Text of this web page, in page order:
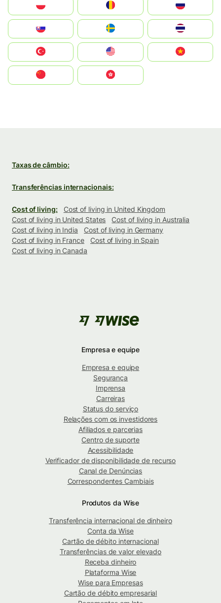
United States
中國香港特別行政區
Taxas de câmbio:
Transferências internacionais:
Cost of living:
Cost of living in United Kingdom
Cost of living in United States
Cost of living in Australia
Cost of living in India
Cost of living in Germany
Cost of living in France
Cost of living in Spain
Cost of living in Canada
Empresa e equipe
Empresa e equipe
Segurança
Imprensa
Carreiras
Status do serviço
Relações com os investidores
Afiliados e parcerias
Centro de suporte
Acessibilidade
Verificador de disponibilidade de recurso
Canal de Denúncias
Correspondentes Cambiais
Produtos da Wise
Transferência internacional de dinheiro
Conta da Wise
Cartão de débito internacional
Transferências de valor elevado
Receba dinheiro
Plataforma Wise
Wise para Empresas
Cartão de débito empresarial